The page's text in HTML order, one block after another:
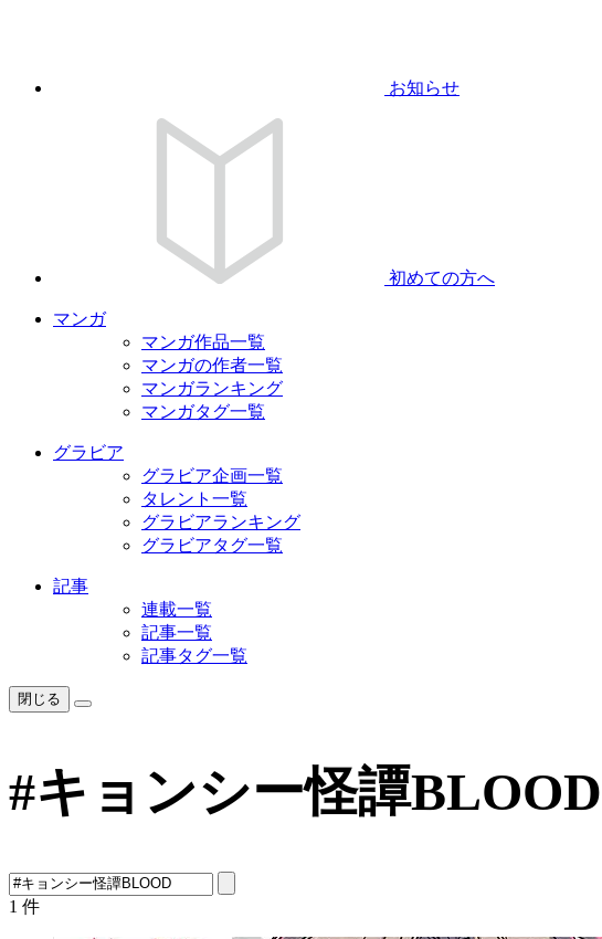
お知らせ
初めての方へ
マンガ
マンガ作品一覧
マンガの作者一覧
マンガランキング
マンガタグ一覧
グラビア
グラビア企画一覧
タレント一覧
グラビアランキング
グラビアタグ一覧
記事
連載一覧
記事一覧
記事タグ一覧
閉じる
#キョンシー怪譚
1 件